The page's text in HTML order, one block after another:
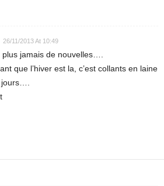
26/11/2013 At 10:49
plus jamais de nouvelles….
que l’hiver est la, c’est collants en laine